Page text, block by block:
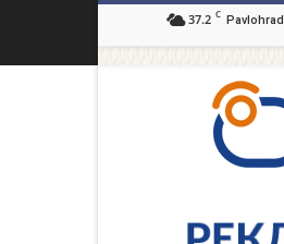
37.2 C Pavlohrad